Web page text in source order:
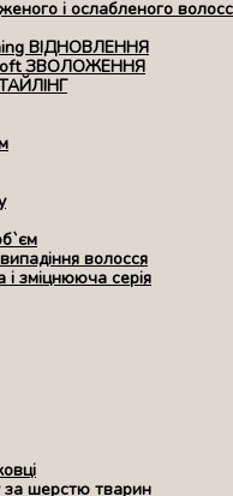
і ослабленого
ВІДНОВЛЕННЯ
ЗВОЛОЖЕННЯ
волосся
зміцнююча серія
за шерстю тварин